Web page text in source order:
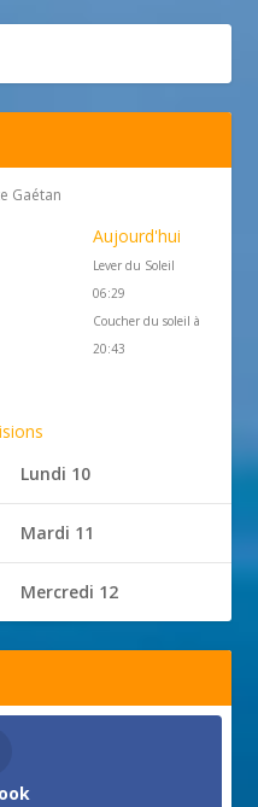
Gaétan
Aujourd'hui
Lever du Soleil
06:29
Coucher du soleil à
20:43
Lundi 10
Mardi 11
Mercredi 12